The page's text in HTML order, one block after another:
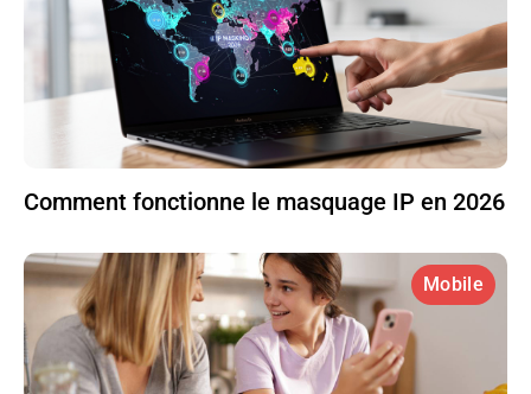
Comment fonctionne le masquage IP en 2026
Mobile